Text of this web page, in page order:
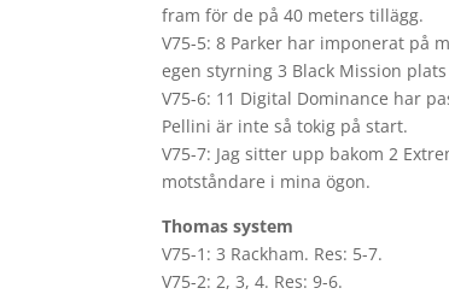
fram för de på 40 meters tillägg.
V75-5: 8 Parker har imponerat på
egen styrning 3 Black Mission
V75-6: 11 Digital Dominance har
Pellini är inte så tokig på start.
V75-7: Jag sitter upp bakom 2
motståndare i mina ögon.
Thomas system
V75-1: 3 Rackham. Res: 5-7.
V75-2: 2, 3, 4. Res: 9-6.